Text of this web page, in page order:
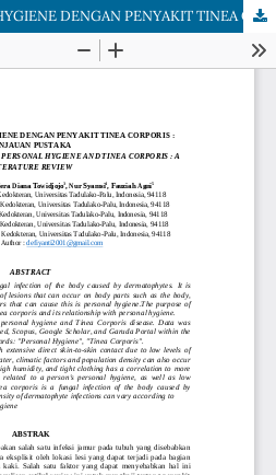
HUBUNGAN PERSONAL HYGIENE DENGAN PENYAKIT TINEA CORPORIS : TINJAUAN PUSTAKA